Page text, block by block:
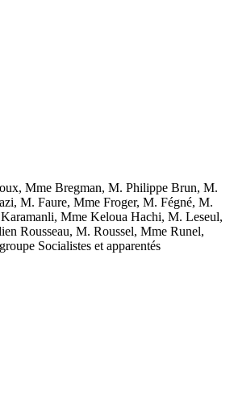
Mme Bregman, M. Philippe Brun, M.
M. Faure, Mme Froger, M. Fégné, M.
Mme Keloua Hachi, M. Leseul,
Rousseau, M. Roussel, Mme Runel,
Socialistes et apparentés